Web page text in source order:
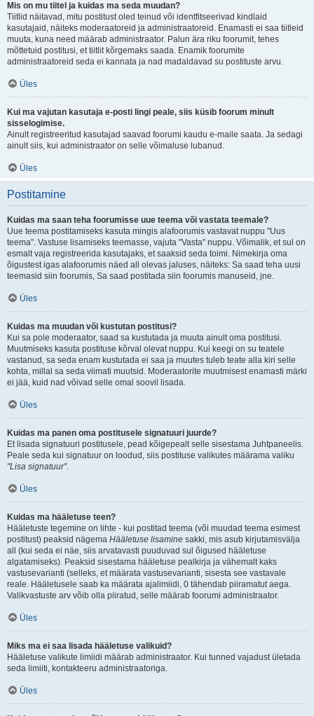
Mis on mu tiitel ja kuidas ma seda muudan?
Tiitlid näitavad, mitu postitust oled teinud või identfitseerivad kindlaid
kasutajaid, näiteks moderaatoreid ja administraatoreid. Enamasti ei saa tiitleid
muuta, kuna need määrab administraator. Palun ära riku foorumit, tehes
mõttetuid postitusi, et tiitlit kõrgemaks saada. Enamik foorumite
administraatoreid seda ei kannata ja nad madaldavad su postituste arvu.
Üles
Kui ma vajutan kasutaja e-posti lingi peale, siis küsib foorum minult
sisselogimise.
Ainult registreeritud kasutajad saavad foorumi kaudu e-maile saata. Ja sedagi
ainult siis, kui administraator on selle võimaluse lubanud.
Üles
Postitamine
Kuidas ma saan teha foorumisse uue teema või vastata teemale?
Uue teema postitamiseks kasuta mingis alafoorumis vastavat nuppu "Uus
teema". Vastuse lisamiseks teemasse, vajuta "Vasta" nuppu. Võimalik, et sul on
esmalt vaja registreerida kasutajaks, et saaksid seda toimi. Nimekirja oma
õigustest igas alafoorumis näed all olevas jaluses, näiteks: Sa saad teha uusi
teemasid siin foorumis, Sa saad postitada siin foorumis manuseid, jne.
Üles
Kuidas ma muudan või kustutan postitusi?
Kui sa pole moderaator, saad sa kustutada ja muuta ainult oma postitusi.
Muutmiseks kasuta postituse kõrval olevat nuppu. Kui keegi on su teatele
vastanud, sa seda enam kustutada ei saa ja muutes tuleb teate alla kiri selle
kohta, millal sa seda viimati muutsid. Moderaatorite muutmisest enamasti märki
ei jää, kuid nad võivad selle omal soovil lisada.
Üles
Kuidas ma panen oma postitusele signatuuri juurde?
Et lisada signatuuri postitusele, pead kõigepealt selle sisestama Juhtpaneelis.
Peale seda kui signatuur on loodud, siis postituse valikutes määrama valiku
"Lisa signatuur".
Üles
Kuidas ma hääletuse teen?
Hääletuste tegemine on lihte - kui postitad teema (või muudad teema esimest
postitust) peaksid nägema Hääletuse lisamine sakki, mis asub kirjutamisvälja
all (kui seda ei näe, siis arvatavasti puuduvad sul õigused hääletuse
algatamiseks). Peaksid sisestama hääletuse pealkirja ja vähemalt kaks
vastusevarianti (selleks, et määrata vastusevarianti, sisesta see vastavale
reale. Hääletusele saab ka määrata ajalimiidi, 0 tähendab piiramatut aega.
Valikvastuste arv võib olla piiratud, selle määrab foorumi administraator.
Üles
Miks ma ei saa lisada hääletuse valikuid?
Hääletuse valikute limiidi määrab administraator. Kui tunned vajadust ületada
seda limiiti, kontakteeru administraatoriga.
Üles